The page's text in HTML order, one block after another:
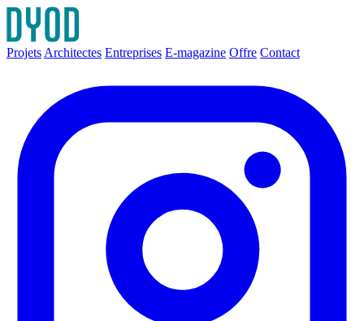
Projets Architectes Entreprises E-magazine Offre Contact